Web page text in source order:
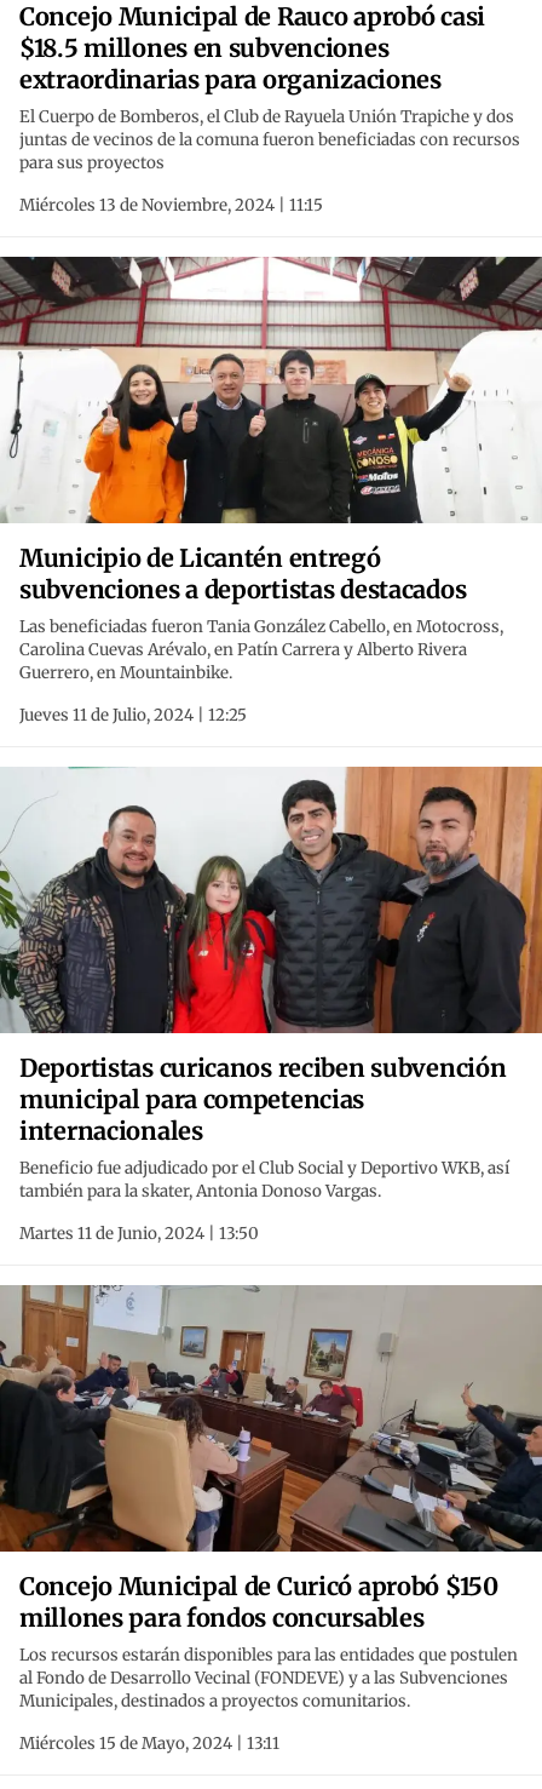
Concejo Municipal de Rauco aprobó casi
$18.5 millones en subvenciones
extraordinarias para organizaciones
El Cuerpo de Bomberos, el Club de Rayuela Unión Trapiche y dos
juntas de vecinos de la comuna fueron beneficiadas con recursos
para sus proyectos
Miércoles 13 de Noviembre, 2024 | 11:15
Municipio de Licantén entregó
subvenciones a deportistas destacados
Las beneficiadas fueron Tania González Cabello, en Motocross,
Carolina Cuevas Arévalo, en Patín Carrera y Alberto Rivera
Guerrero, en Mountainbike.
Jueves 11 de Julio, 2024 | 12:25
Deportistas curicanos reciben subvención
municipal para competencias
internacionales
Beneficio fue adjudicado por el Club Social y Deportivo WKB, así
también para la skater, Antonia Donoso Vargas.
Martes 11 de Junio, 2024 | 13:50
Concejo Municipal de Curicó aprobó $150
millones para fondos concursables
Los recursos estarán disponibles para las entidades que postulen
al Fondo de Desarrollo Vecinal (FONDEVE) y a las Subvenciones
Municipales, destinados a proyectos comunitarios.
Miércoles 15 de Mayo, 2024 | 13:11